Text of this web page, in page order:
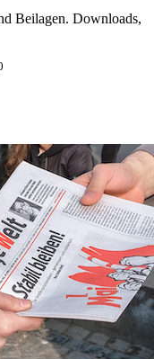
Beilagen. Downloads,